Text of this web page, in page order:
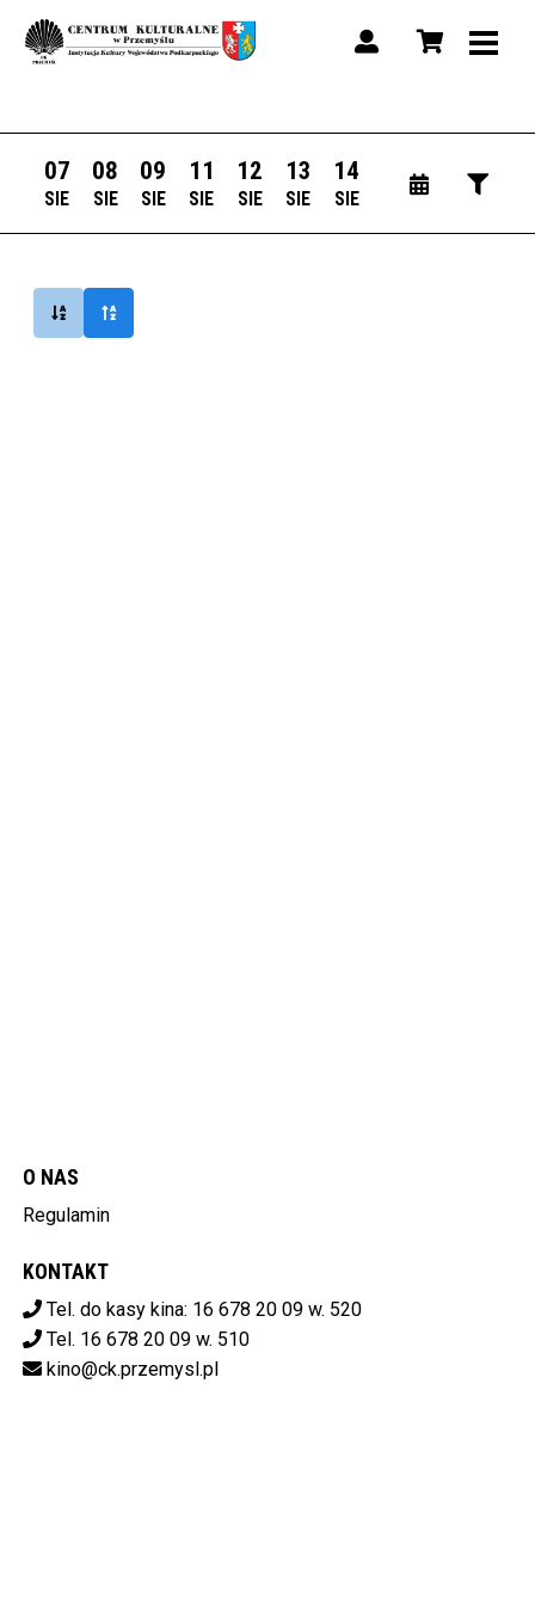
07
SIE
08
SIE
09
SIE
11
SIE
12
SIE
13
SIE
14
SIE
O NAS
Regulamin
KONTAKT
Tel. do kasy kina: 16 678 20 09 w. 520
Tel. 16 678 20 09 w. 510
kino@ck.przemysl.pl